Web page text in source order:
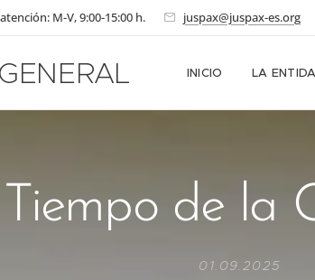
M-V, 9:00-15:00 h. juspax@juspax-es.org
GENERAL INICIO LA
Tiempo de la
01.09.2025